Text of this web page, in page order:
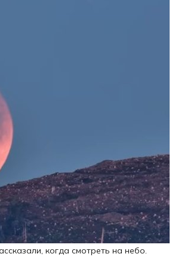
когда смотреть на небо.